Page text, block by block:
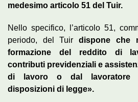
medesimo articolo 51 del Tuir.
Nello specifico, l’articolo 51,
periodo, del Tuirdispone che
formazione del reddito di
contributi previdenziali e
di lavoro o dal lavoratore
disposizioni di legge».